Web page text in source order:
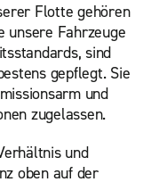
Flotte gehören
unsere Fahrzeuge
sind
gepflegt. Sie
und
zugelassen.
und
oben auf der